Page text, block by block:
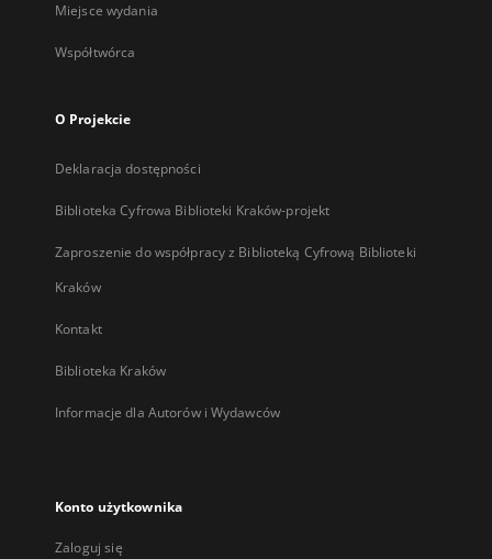
Miejsce wydania
Współtwórca
O Projekcie
Deklaracja dostępności
Biblioteka Cyfrowa Biblioteki Kraków-projekt
Zaproszenie do współpracy z Biblioteką Cyfrową Biblioteki
Kraków
Kontakt
Biblioteka Kraków
Informacje dla Autorów i Wydawców
Konto użytkownika
Zaloguj się